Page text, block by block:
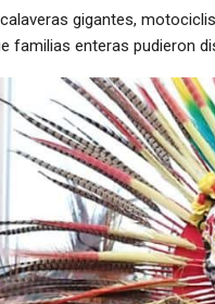
gigantes,
familias enteras pudieron